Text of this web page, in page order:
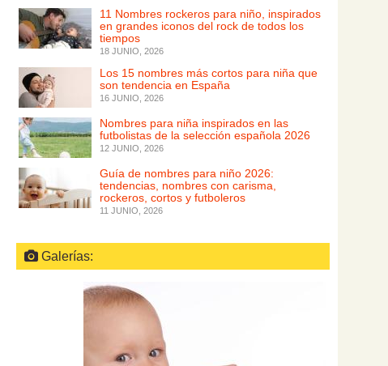
11 Nombres rockeros para niño, inspirados
en grandes iconos del rock de todos los
tiempos
18 JUNIO, 2026
Los 15 nombres más cortos para niña que
son tendencia en España
16 JUNIO, 2026
Nombres para niña inspirados en las
futbolistas de la selección española 2026
12 JUNIO, 2026
Guía de nombres para niño 2026:
tendencias, nombres con carisma,
rockeros, cortos y futboleros
11 JUNIO, 2026
Galerías: